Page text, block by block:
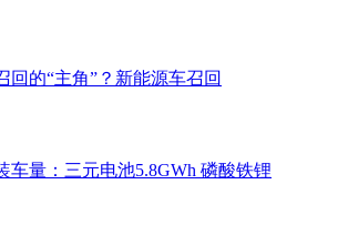
回的“主角”？新能源车召回
车量：三元电池5.8GWh 磷酸铁锂